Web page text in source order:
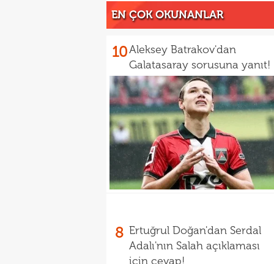
EN ÇOK OKUNANLAR
10Aleksey Batrakov'dan
Galatasaray sorusuna yanıt!
8 Ertuğrul Doğan'dan Serdal
Adalı'nın Salah açıklaması
için cevap!